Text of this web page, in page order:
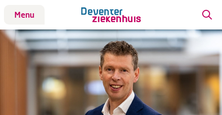
Menu
Patiënt
Bezoek
Werken bij DZ